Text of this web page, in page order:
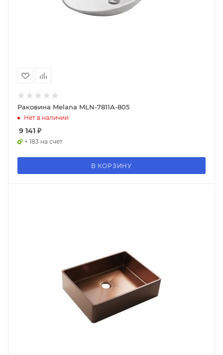
Раковина Melana MLN-7811A-805
Нет в наличии
9 141 ₽
+ 183 на счет
В КОРЗИНУ